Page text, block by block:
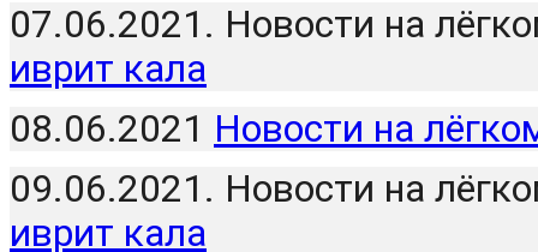
07.06.2021. Новости на
иврит кала
08.06.2021 Новости на
09.06.2021. Новости на
иврит кала